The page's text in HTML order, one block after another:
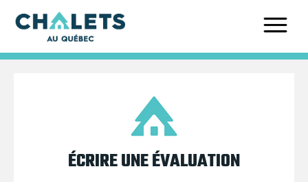
ÉCRIRE UNE ÉVALUATION